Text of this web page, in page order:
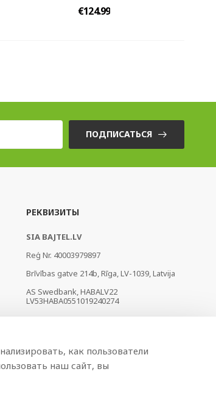
€124.99
ПОДПИСАТЬСЯ
РЕКВИЗИТЫ
SIA BAJTEL.LV
Reģ Nr. 40003979897
Brīvības gatve 214b, Rīga, LV-1039, Latvija
AS Swedbank, HABALV22
LV53HABA0551019240274
как пользователи
наш сайт, вы